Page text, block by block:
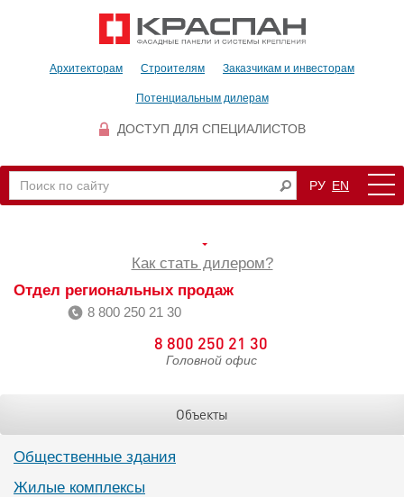
Архитекторам Строителям Заказчикам и инвесторам
Потенциальным дилерам
ДОСТУП ДЛЯ СПЕЦИАЛИСТОВ
РУ EN
Как стать дилером?
Отдел региональных продаж
8 800 250 21 30
8 800 250 21 30
Головной офис
Объекты
Общественные здания
Жилые комплексы